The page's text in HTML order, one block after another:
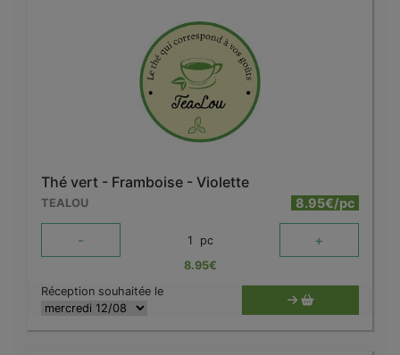
Thé vert - Framboise - Violette
TEALOU 8.95€/pc
- 1 pc +
8.95€
Réception souhaitée le